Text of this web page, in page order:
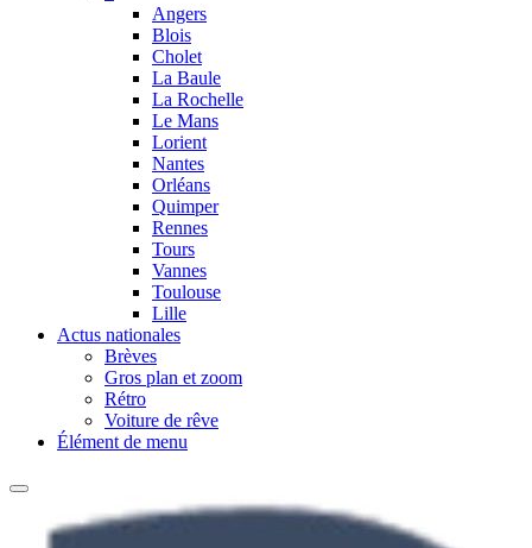
Angers
Blois
Cholet
La Baule
La Rochelle
Le Mans
Lorient
Nantes
Orléans
Quimper
Rennes
Tours
Vannes
Toulouse
Lille
Actus nationales
Brèves
Gros plan et zoom
Rétro
Voiture de rêve
Élément de menu